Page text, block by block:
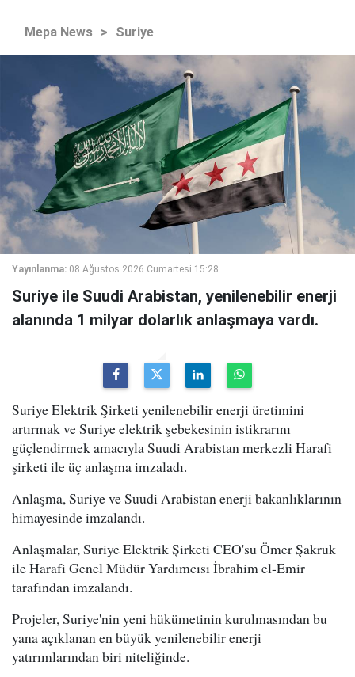
Mepa News > Suriye
Yayınlanma: 08 Ağustos 2026 Cumartesi 15:28
Suriye ile Suudi Arabistan, yenilenebilir enerji
alanında 1 milyar dolarlık anlaşmaya vardı.
Suriye Elektrik Şirketi yenilenebilir enerji üretimini
artırmak ve Suriye elektrik şebekesinin istikrarını
güçlendirmek amacıyla Suudi Arabistan merkezli Harafi
şirketi ile üç anlaşma imzaladı.
Anlaşma, Suriye ve Suudi Arabistan enerji bakanlıklarının
himayesinde imzalandı.
Anlaşmalar, Suriye Elektrik Şirketi CEO'su Ömer Şakruk
ile Harafi Genel Müdür Yardımcısı İbrahim el-Emir
tarafından imzalandı.
Projeler, Suriye'nin yeni hükümetinin kurulmasından bu
yana açıklanan en büyük yenilenebilir enerji
yatırımlarından biri niteliğinde.